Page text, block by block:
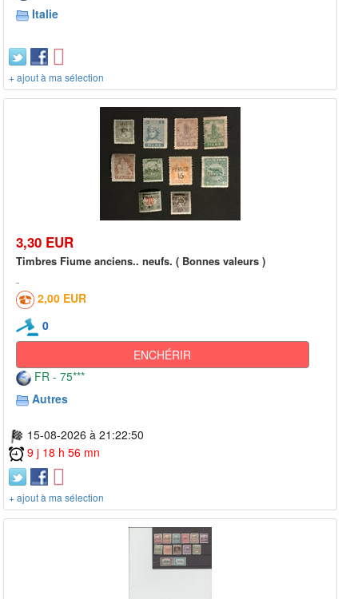
Italie
+ ajout à ma sélection
3,30 EUR
Timbres Fiume anciens.. neufs. ( Bonnes valeurs )
2,00 EUR
0
ENCHÉRIR
FR - 75***
Autres
15-08-2026 à 21:22:50
9 j 18 h 56 mn
+ ajout à ma sélection